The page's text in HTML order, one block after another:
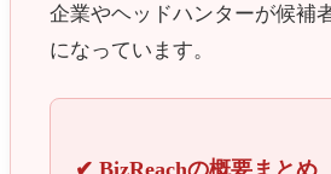
企業やヘッドハンターが候補
になっています。